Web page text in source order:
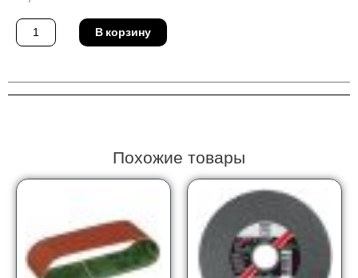
Количество
товара
Масло
В корзину
Похожие товары